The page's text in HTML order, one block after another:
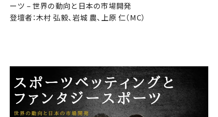
ーツ – 世界の動向と日本の市場開発
登壇者：木村 弘毅、岩城 農、上原 仁（MC）